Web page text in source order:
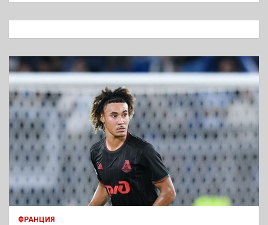
к
ФРАНЦИЯ